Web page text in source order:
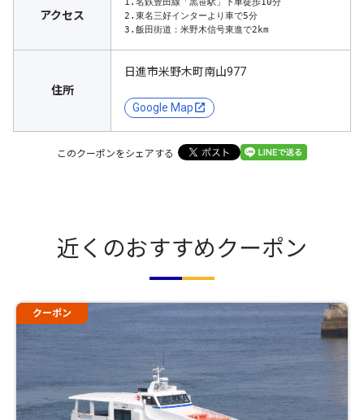
アクセス
2.東名三好インターより車で5分
3.飯田街道：米野木信号東進で2km
住所
日進市米野木町南山977
Google Map
このクーポンをシェアする
近くのおすすめクーポン
クーポン